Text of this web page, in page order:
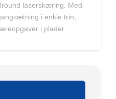
laserskæring. Med
i enkle trin,
i plader.